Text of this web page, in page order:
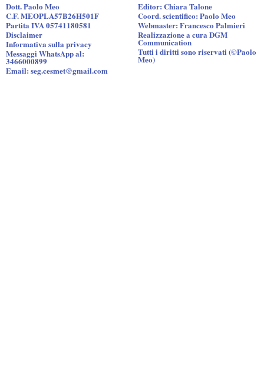
Dott. Paolo Meo
C.F. MEOPLA57B26H501F
Partita IVA 05741180581
Disclaimer
Informativa sulla privacy
Messaggi WhatsApp al:
3466000899
Email: seg.cesmet@gmail.com
Editor: Chiara Talone
Coord. scientifico: Paolo Meo
Webmaster: Francesco Palmieri
Realizzazione a cura DGM
Communication
Tutti i diritti sono riservati (©Paolo
Meo)